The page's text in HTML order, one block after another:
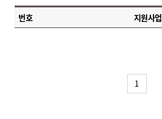
번호 지원사업
1